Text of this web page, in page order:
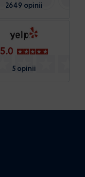
2649 opinii
5.0
5 opinii